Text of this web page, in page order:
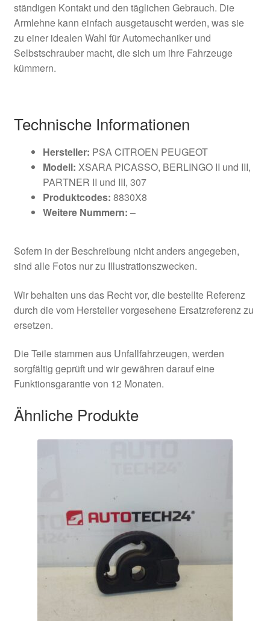
ständigen Kontakt und den täglichen Gebrauch. Die
Armlehne kann einfach ausgetauscht werden, was sie
zu einer idealen Wahl für Automechaniker und
Selbstschrauber macht, die sich um ihre Fahrzeuge
kümmern.
Technische Informationen
Hersteller: PSA CITROEN PEUGEOT
Modell: XSARA PICASSO, BERLINGO II und III,
PARTNER II und III, 307
Produktcodes: 8830X8
Weitere Nummern: –
Sofern in der Beschreibung nicht anders angegeben,
sind alle Fotos nur zu Illustrationszwecken.
Wir behalten uns das Recht vor, die bestellte Referenz
durch die vom Hersteller vorgesehene Ersatzreferenz zu
ersetzen.
Die Teile stammen aus Unfallfahrzeugen, werden
sorgfältig geprüft und wir gewähren darauf eine
Funktionsgarantie von 12 Monaten.
Ähnliche Produkte